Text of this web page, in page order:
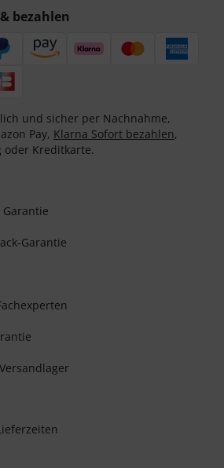
bezahlen
und sicher per Nachnahme,
Pay, Klarna Sofort bezahlen,
oder Kreditkarte.
Garantie
Garantie